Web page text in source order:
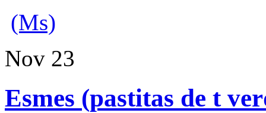
(Ms)
Nov 23
Esmes (pastitas de t